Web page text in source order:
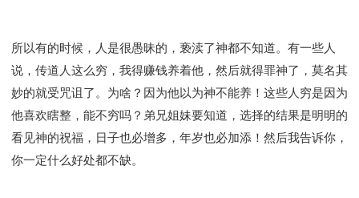
所以有的时候，人是很愚昧的，亵渎了神都不知道。有一些人
说，传道人这么穷，我得赚钱养着他，然后就得罪神了，莫名其
妙的就受咒诅了。为啥？因为他以为神不能养！这些人穷是因为
他喜欢瞎整，能不穷吗？弟兄姐妹要知道，选择的结果是明明的
看见神的祝福，日子也必增多，年岁也必加添！然后我告诉你，
你一定什么好处都不缺。